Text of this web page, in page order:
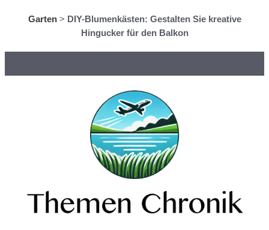
Garten> DIY-Blumenkästen: Gestalten Sie kreative
Hingucker für den Balkon